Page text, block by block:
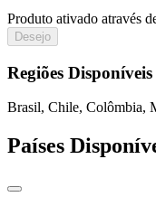
Produto ativado através
Desejo
Regiões Disponíveis
Brasil, Chile, Colômbia,
Países